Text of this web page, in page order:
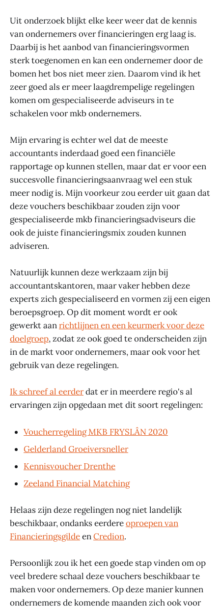
Uit onderzoek blijkt elke keer weer dat de kennis
van ondernemers over financieringen erg laag is.
Daarbij is het aanbod van financieringsvormen
sterk toegenomen en kan een ondernemer door de
bomen het bos niet meer zien. Daarom vind ik het
zeer goed als er meer laagdrempelige regelingen
komen om gespecialiseerde adviseurs in te
schakelen voor mkb ondernemers.
Mijn ervaring is echter wel dat de meeste
accountants inderdaad goed een financiële
rapportage op kunnen stellen, maar dat er voor een
succesvolle financieringsaanvraag wel een stuk
meer nodig is. Mijn voorkeur zou eerder uit gaan dat
deze vouchers beschikbaar zouden zijn voor
gespecialiseerde mkb financieringsadviseurs die
ook de juiste financieringsmix zouden kunnen
adviseren.
Natuurlijk kunnen deze werkzaam zijn bij
accountantskantoren, maar vaker hebben deze
experts zich gespecialiseerd en vormen zij een eigen
beroepsgroep. Op dit moment wordt er ook
gewerkt aanrichtlijnen en een keurmerk voor deze
doelgroep, zodat ze ook goed te onderscheiden zijn
in de markt voor ondernemers, maar ook voor het
gebruik van deze regelingen.
Ik schreef al eerderdat er in meerdere regio's al
ervaringen zijn opgedaan met dit soort regelingen:
Voucherregeling MKB FRYSLÂN 2020
Gelderland Groeiversneller
Kennisvoucher Drenthe
Zeeland Financial Matching
Helaas zijn deze regelingen nog niet landelijk
beschikbaar, ondanks eerdereoproepen van
FinancieringsgildeenCredion.
Persoonlijk zou ik het een goede stap vinden om op
veel bredere schaal deze vouchers beschikbaar te
maken voor ondernemers. Op deze manier kunnen
ondernemers de komende maanden zich ook voor